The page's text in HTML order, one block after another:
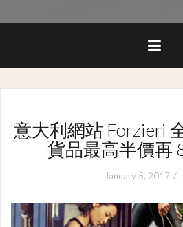
意大利網站 Forzieri
貨品最高半價再
January 5, 2017